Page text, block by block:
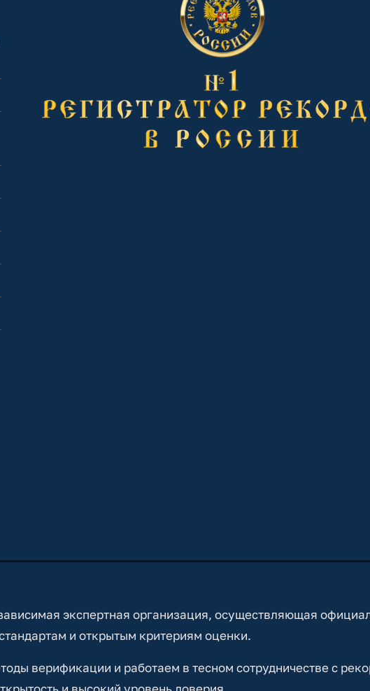
экспертная организация, осуществляющая
и открытым критериям оценки.
верификации и работаем в тесном сотрудничестве с